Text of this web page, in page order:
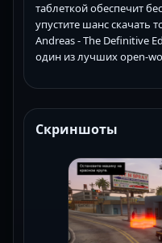
таблеткой обеспечит
упустите шанс скачать
Andreas - The Definitive
один из лучших open-
Скриншоты